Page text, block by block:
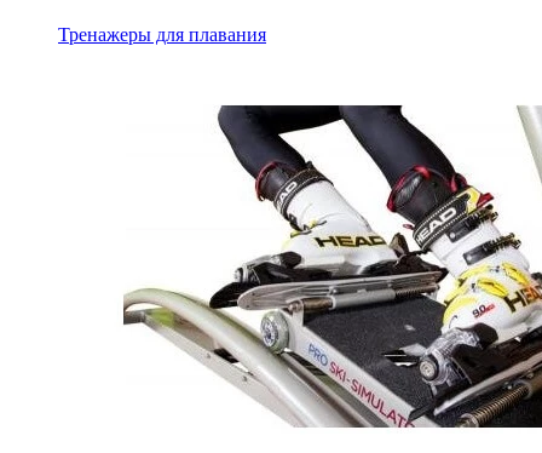
Тренажеры для плавания